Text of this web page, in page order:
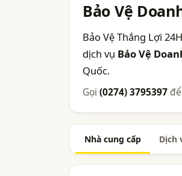
Bảo Vệ
Bảo Vệ Thắng Lợi
dịch vụ Bảo Vệ
Quốc.
Gọi (0274) 3795397
Nhà cung cấp Dịch